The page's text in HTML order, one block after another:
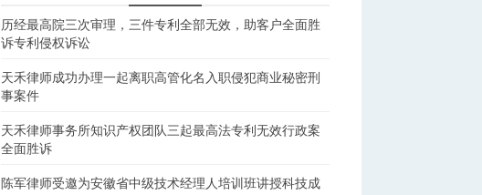
历经最高院三次审理，三件专利全部无效，助客户全面胜
诉专利侵权诉讼
天禾律师成功办理一起离职高管化名入职侵犯商业秘密刑
事案件
天禾律师事务所知识产权团队三起最高法专利无效行政案
全面胜诉
陈军律师受邀为安徽省中级技术经理人培训班讲授科技成